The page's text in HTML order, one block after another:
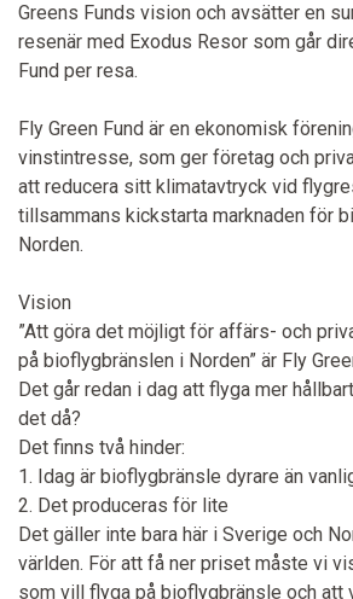
Greens Funds vision och avsätter en
resenär med Exodus Resor som går
Fund per resa.
Fly Green Fund är en ekonomisk
vinstintresse, som ger företag och
att reducera sitt klimatavtryck vid
tillsammans kickstarta marknaden för
Norden.
Vision
”Att göra det möjligt för affärs- och
på bioflygbränslen i Norden” är Fly
Det går redan i dag att flyga mer
det då?
Det finns två hinder:
1. Idag är bioflygbränsle dyrare än
2. Det produceras för lite
Det gäller inte bara här i Sverige och
världen. För att få ner priset måste vi
som vill flyga på bioflygbränsle och att